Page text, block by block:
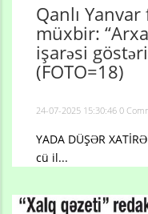
Qanlı
müxbir:
işarəsi
(FOTO=18)
24-07-2025 15:30:46 0
YADA DÜŞƏR
cü il...